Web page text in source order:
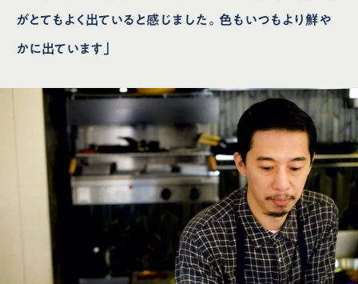
がとてもよく出ていると感じました。色もいつもより鮮や
かに出ています」